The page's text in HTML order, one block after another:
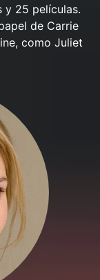
y 25 películas.
de Carrie
como Juliet